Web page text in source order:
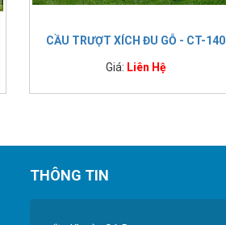
CẦU TRƯỢT XÍCH ĐU GỖ - CT-140
Giá: Liên Hệ
THÔNG TIN